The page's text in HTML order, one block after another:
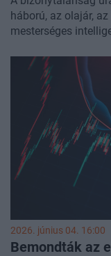
háború, az olajár,
mesterséges
keretein belül
alapkezelőket,
alakulására a
kedvenc hazai
az összes
2026. június 04. 16:00
Bemondták az